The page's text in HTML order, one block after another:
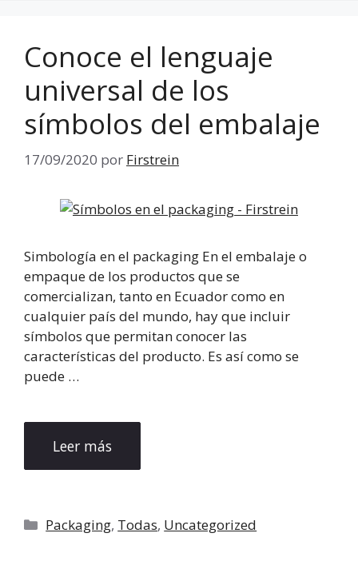
Conoce el lenguaje
universal de los
símbolos del embalaje
17/09/2020 por Firstrein
Simbología en el packaging En el embalaje o
empaque de los productos que se
comercializan, tanto en Ecuador como en
cualquier país del mundo, hay que incluir
símbolos que permitan conocer las
características del producto. Es así como se
puede …
Leer más
Categorías
Packaging, Todas, Uncategorized